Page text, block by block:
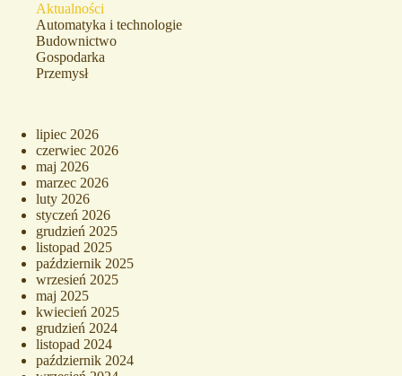
Aktualności
Automatyka i technologie
Budownictwo
Gospodarka
Przemysł
lipiec 2026
czerwiec 2026
maj 2026
marzec 2026
luty 2026
styczeń 2026
grudzień 2025
listopad 2025
październik 2025
wrzesień 2025
maj 2025
kwiecień 2025
grudzień 2024
listopad 2024
październik 2024